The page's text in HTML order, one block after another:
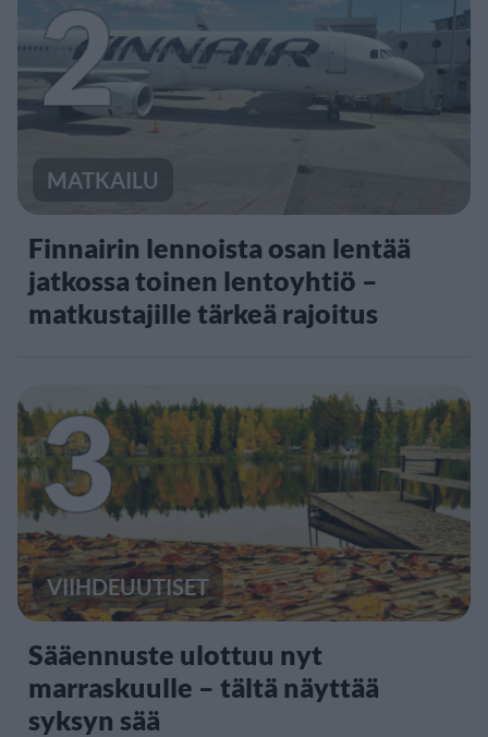
2
MATKAILU
Finnairin lennoista osan lentää
jatkossa toinen lentoyhtiö –
matkustajille tärkeä rajoitus
3
VIIHDEUUTISET
Sääennuste ulottuu nyt
marraskuulle – tältä näyttää
syksyn sää